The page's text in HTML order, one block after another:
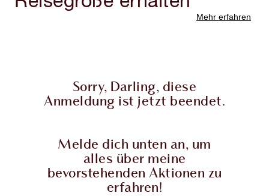
Mehr erfahren
Sorry, Darling, diese
Anmeldung ist jetzt beendet.
Melde dich unten an, um
alles über meine
bevorstehenden Aktionen zu
erfahren!